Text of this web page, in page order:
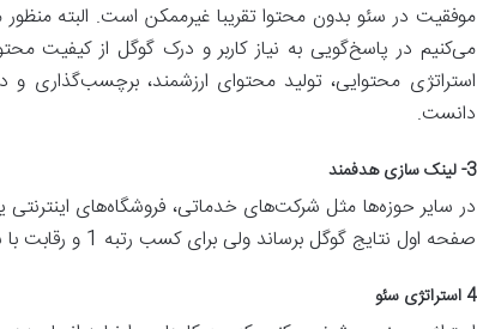
موفقیت در سئو بدون محتوا تقریبا غیرممکن است. البته
می‌کنیم در پاسخ‌گویی به نیاز کاربر و درک گوگل از کیفیت
استراتژی محتوایی، تولید محتوای ارزشمند، برچسب‌گذاری
دانست.
3- لینک سازی هدفمند
در سایر حوزه‌ها مثل شرکت‌های خدماتی، فروشگاه‌های اینترنتی
صفحه اول نتایج گوگل برساند ولی برای کسب رتبه 1 و رقابت با سایت‌های قدیمی‌تر شما نیازمند لینک سازی خارجی برای سایت خود هستیم.
4 استراتژی سئو